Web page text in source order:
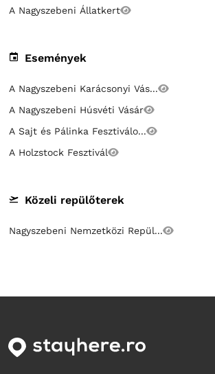
A Nagyszebeni Állatkert
Események
A Nagyszebeni Karácsonyi Vás...
A Nagyszebeni Húsvéti Vásár
A Sajt és Pálinka Fesztiválo...
A Holzstock Fesztivál
Közeli repülőterek
Nagyszebeni Nemzetközi Repül...